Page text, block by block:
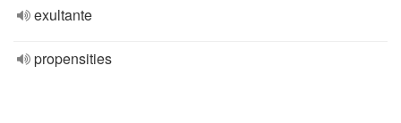
exultante
propensities